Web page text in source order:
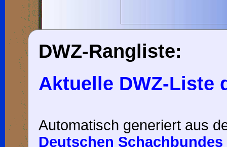
DWZ-Rangliste:
Aktuelle DWZ-Liste
Automatisch generiert aus
Deutschen Schachbundes